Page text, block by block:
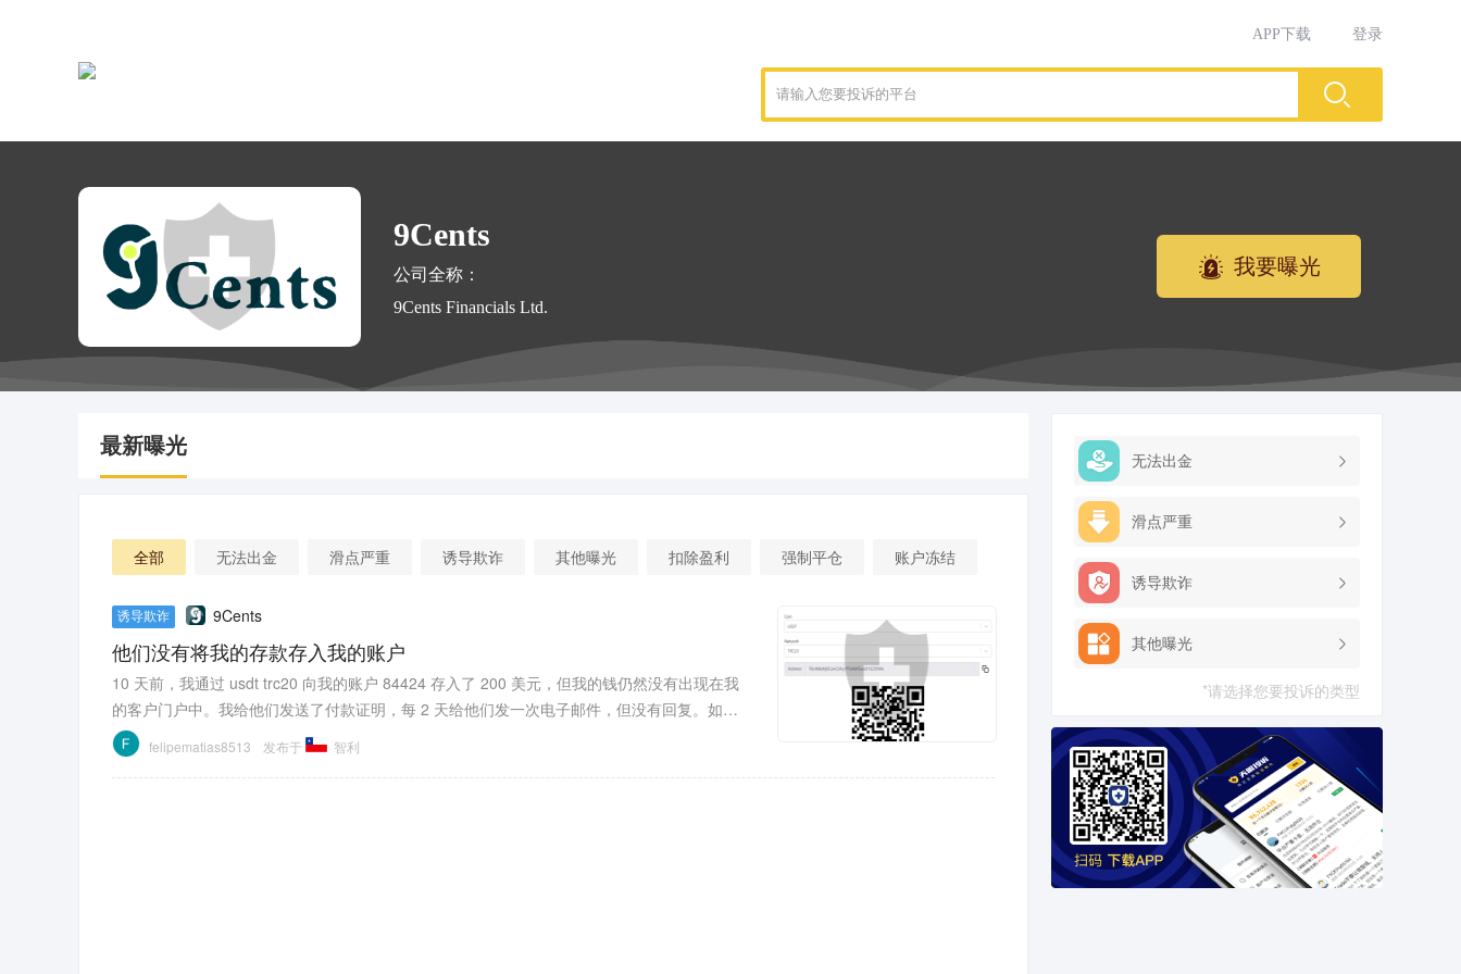
APP下载 登录
9Cents
公司全称：
9Cents Financials Ltd.
我要曝光
最新曝光
全部 无法出金 滑点严重 诱导欺诈 其他曝光 扣除盈利 强制平仓 账户冻结
诱导欺诈 9Cents
他们没有将我的存款存入我的账户
10 天前，我通过 usdt trc20 向我的账户 84424 存入了 200 美元，但我的钱仍然没有出现在我
的客户门户中。我给他们发送了付款证明，每 2 天给他们发一次电子邮件，但没有回复。如果
你想要你的资金安全，请远离这家经纪商
felipematias8513 发布于 智利
无法出金
滑点严重
诱导欺诈
其他曝光
*请选择您要投诉的类型